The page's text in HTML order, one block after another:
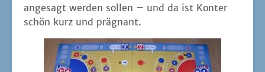
ange­sagt wer­den sol­len – und da ist Kon­ter
schön kurz und prägnant.